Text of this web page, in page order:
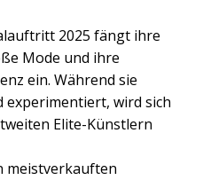
2025 fängt ihre
Mode und ihre
ein. Während sie
wird sich
Elite-Künstlern
meistverkauften